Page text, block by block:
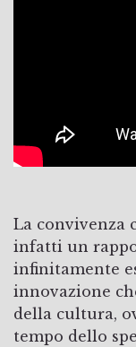
La convivenza
infatti un
infinitamente
innovazione
della cultura,
tempo dello